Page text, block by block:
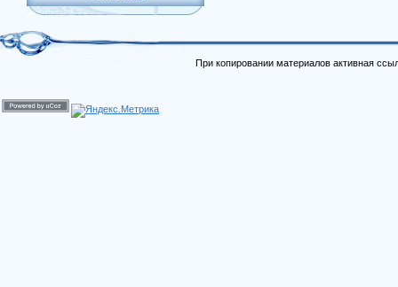
При копировании материалов активная